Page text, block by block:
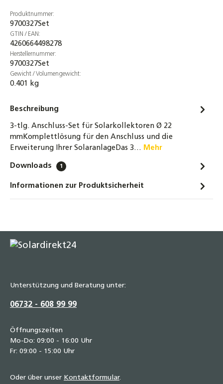
16,70 €
5tlg. Kollektor-Verbinder Set Ø 22mm für 2
Solar Kollektoren Verbinder T-Stück
Blindstopfen
36,90 €
mm Klemmringverschraubung Solar
4,20 €
PT1000 Temperatursensor 105 °C –
Edelstahl, flexible Leitung 1,5–20 m für
4,90 €
Heizungs-, Klima- & Solarsysteme
18,90 €
Produktnummer:
9700327Set
GTIN / EAN:
4260664498278
Herstellernummer:
9700327Set
Gewicht / Volumengewicht:
0.401 kg
Beschreibung
3-tlg. Anschluss-Set für Solarkollektoren Ø 22
mmKomplettlösung für den Anschluss und die
Erweiterung Ihrer SolaranlageDas 3… Mehr
Downloads 1
Informationen zur Produktsicherheit
Unterstützung und Beratung unter:
06732 - 608 99 99
Öffnungszeiten
Mo-Do: 09:00 - 16:00 Uhr
Fr: 09:00 - 15:00 Uhr
Oder über unser Kontaktformular.